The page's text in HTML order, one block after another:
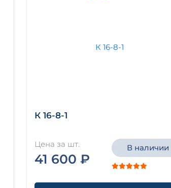
К 16-8-1
Цена за шт.
41 600 ₽
В наличии